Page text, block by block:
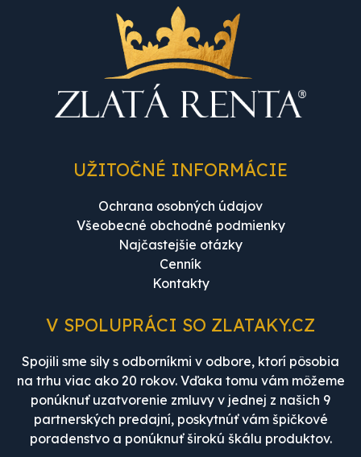
UŽITOČNÉ INFORMÁCIE
Ochrana osobných údajov
Všeobecné obchodné podmienky
Najčastejšie otázky
Cenník
Kontakty
V SPOLUPRÁCI SO ZLATAKY.CZ
Spojili sme sily s odborníkmi v odbore, ktorí pôsobia
na trhu viac ako 20 rokov. Vďaka tomu vám môžeme
ponúknuť uzatvorenie zmluvy v jednej z našich 9
partnerských predajní, poskytnúť vám špičkové
poradenstvo a ponúknuť širokú škálu produktov.